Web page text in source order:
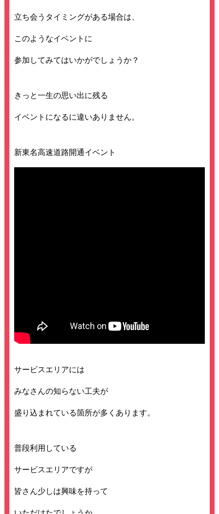
立ち会うタイミングがある場合は、
このようなイベントに
参加してみてはいかがでしょうか？
きっと一生の思い出に残る
イベントになるに違いありません。
新東名高速道路開通イベント
サービスエリアには
みなさんの知らない工夫が
盛り込まれている箇所が多くあります。
普段利用している
サービスエリアですが
皆さん少しは興味を持って